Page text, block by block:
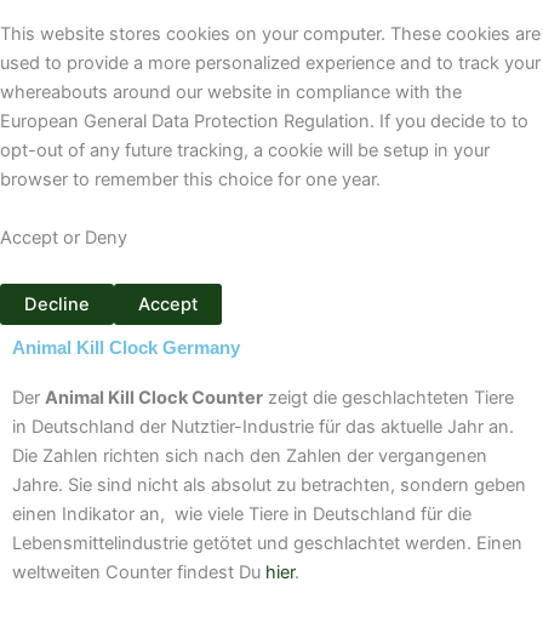
a
m
This website stores cookies on your computer. These cookies are
used to provide a more personalized experience and to track your
whereabouts around our website in compliance with the
European General Data Protection Regulation. If you decide to to
opt-out of any future tracking, a cookie will be setup in your
browser to remember this choice for one year.
Accept or Deny
Decline Accept
Animal Kill Clock Germany
Der Animal Kill Clock Counter zeigt die geschlachteten Tiere
in Deutschland der Nutztier-Industrie für das aktuelle Jahr an.
Die Zahlen richten sich nach den Zahlen der vergangenen
Jahre. Sie sind nicht als absolut zu betrachten, sondern geben
einen Indikator an, wie viele Tiere in Deutschland für die
Lebensmittelindustrie getötet und geschlachtet werden. Einen
weltweiten Counter findest Du hier.